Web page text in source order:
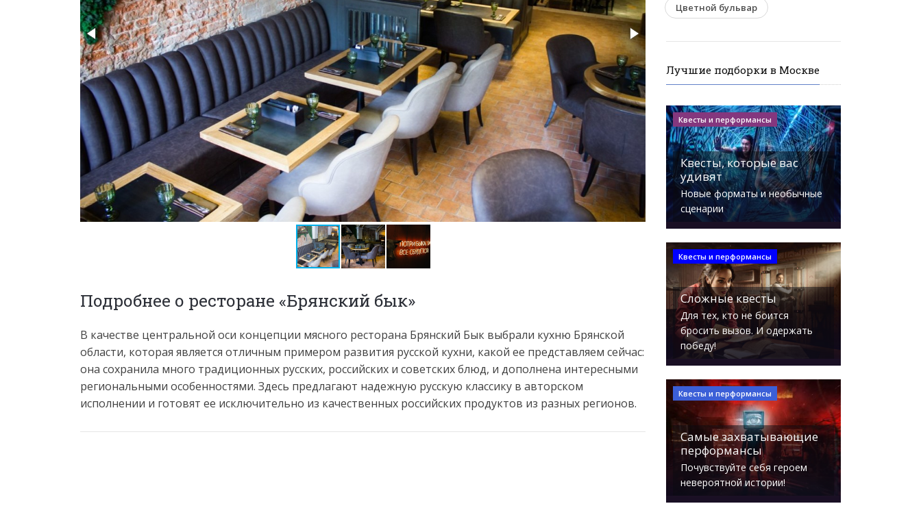
Подробнее о ресторане «Брянский бык»
В качестве центральной оси концепции мясного ресторана Брянский Бык выбрали кухню Брянской
области, которая является отличным примером развития русской кухни, какой ее представляем сейчас:
она сохранила много традиционных русских, российских и советских блюд, и дополнена интересными
региональными особенностями. Здесь предлагают надежную русскую классику в авторском
исполнении и готовят ее исключительно из качественных российских продуктов из разных регионов.
Цветной бульвар
Лучшие подборки в Москве
Квесты и перформансы
Квесты, которые вас
удивят
Новые форматы и необычные
сценарии
Квесты и перформансы
Сложные квесты
Для тех, кто не боится
бросить вызов. И одержать
победу!
Квесты и перформансы
Самые захватывающие
перформансы
Почувствуйте себя героем
невероятной истории!